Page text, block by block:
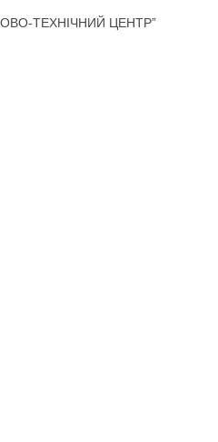
ТЕХНІЧНИЙ ЦЕНТР”